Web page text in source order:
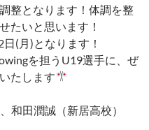
整となります！体調を整
たいと思います！
(月)となります！
を担うU19選手に、ぜ
たします
田潤誠（新居高校）